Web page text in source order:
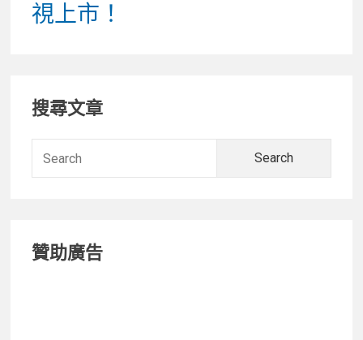
視上市！
Primary
Sidebar
搜尋文章
贊助廣告